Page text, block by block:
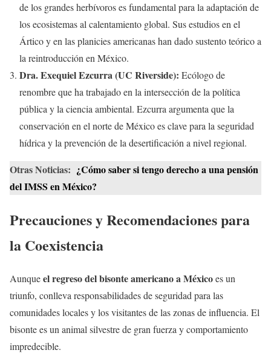
de los grandes herbívoros es fundamental para la adaptación de
los ecosistemas al calentamiento global. Sus estudios en el
Ártico y en las planicies americanas han dado sustento teórico a
la reintroducción en México.
Dra. Exequiel Ezcurra (UC Riverside): Ecólogo de
renombre que ha trabajado en la intersección de la política
pública y la ciencia ambiental. Ezcurra argumenta que la
conservación en el norte de México es clave para la seguridad
hídrica y la prevención de la desertificación a nivel regional.
Otras Noticias: ¿Cómo saber si tengo derecho a una pensión
del IMSS en México?
Precauciones y Recomendaciones para
la Coexistencia
Aunqueel regreso del bisonte americano a Méxicoes un
triunfo, conlleva responsabilidades de seguridad para las
comunidades locales y los visitantes de las zonas de influencia. El
bisonte es un animal silvestre de gran fuerza y comportamiento
impredecible.